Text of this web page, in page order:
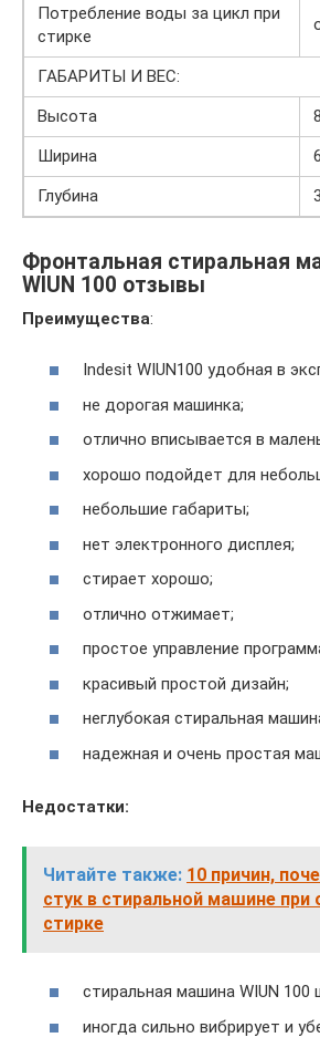
Потребление воды за цикл при
стирке
ГАБАРИТЫ И ВЕС:
Высота
Ширина
Глубина
Фронтальная стиральная
WIUN 100 отзывы
Преимущества:
Indesit WIUN100 удобная в
не дорогая машинка;
отлично вписывается в
хорошо подойдет для
небольшие габариты;
нет электронного дисплея;
стирает хорошо;
отлично отжимает;
простое управление
красивый простой дизайн;
неглубокая стиральная
надежная и очень простая
Недостатки:
Читайте также: 10 причин,
стук в стиральной машине
стирке
стиральная машина WIUN
иногда сильно вибрирует и